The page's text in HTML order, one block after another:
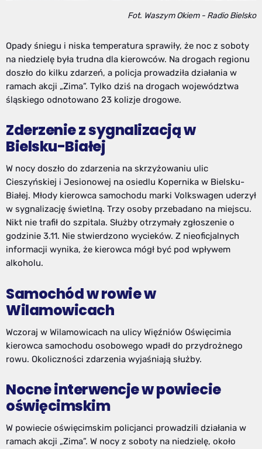
Fot. Waszym Okiem - Radio Bielsko
Opady śniegu i niska temperatura sprawiły, że noc z soboty
na niedzielę była trudna dla kierowców. Na drogach regionu
doszło do kilku zdarzeń, a policja prowadziła działania w
ramach akcji „Zima”. Tylko dziś na drogach województwa
śląskiego odnotowano 23 kolizje drogowe.
Zderzenie z sygnalizacją w
Bielsku-Białej
W nocy doszło do zdarzenia na skrzyżowaniu ulic
Cieszyńskiej i Jesionowej na osiedlu Kopernika w Bielsku-
Białej. Młody kierowca samochodu marki Volkswagen uderzył
w sygnalizację świetlną. Trzy osoby przebadano na miejscu.
Nikt nie trafił do szpitala. Służby otrzymały zgłoszenie o
godzinie 3.11. Nie stwierdzono wycieków. Z nieoficjalnych
informacji wynika, że kierowca mógł być pod wpływem
alkoholu.
Samochód w rowie w
Wilamowicach
Wczoraj w Wilamowicach na ulicy Więźniów Oświęcimia
kierowca samochodu osobowego wpadł do przydrożnego
rowu. Okoliczności zdarzenia wyjaśniają służby.
Nocne interwencje w powiecie
oświęcimskim
W powiecie oświęcimskim policjanci prowadzili działania w
ramach akcji „Zima”. W nocy z soboty na niedzielę, około